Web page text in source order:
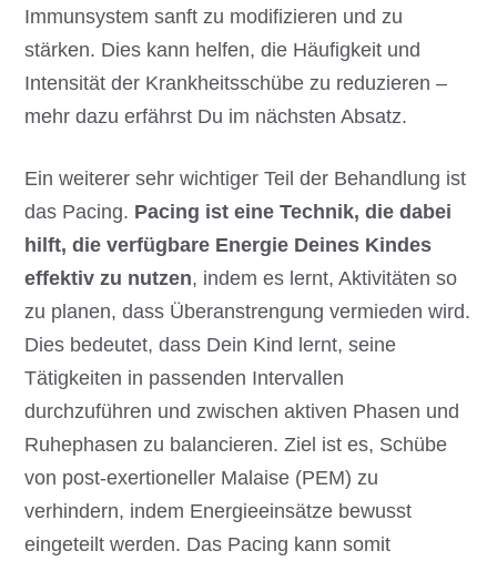
Immunsystem sanft zu modifizieren und zu
stärken. Dies kann helfen, die Häufigkeit und
Intensität der Krankheitsschübe zu reduzieren –
mehr dazu erfährst Du im nächsten Absatz.
Ein weiterer sehr wichtiger Teil der Behandlung ist
das Pacing. Pacing ist eine Technik, die dabei
hilft, die verfügbare Energie Deines Kindes
effektiv zu nutzen, indem es lernt, Aktivitäten so
zu planen, dass Überanstrengung vermieden wird.
Dies bedeutet, dass Dein Kind lernt, seine
Tätigkeiten in passenden Intervallen
durchzuführen und zwischen aktiven Phasen und
Ruhephasen zu balancieren. Ziel ist es, Schübe
von post-exertioneller Malaise (PEM) zu
verhindern, indem Energieeinsätze bewusst
eingeteilt werden. Das Pacing kann somit